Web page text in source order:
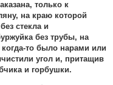
только к
на краю которой
стекла и
без трубы, на
когда-то было нарами или
угол и, притащив
и горбушки.